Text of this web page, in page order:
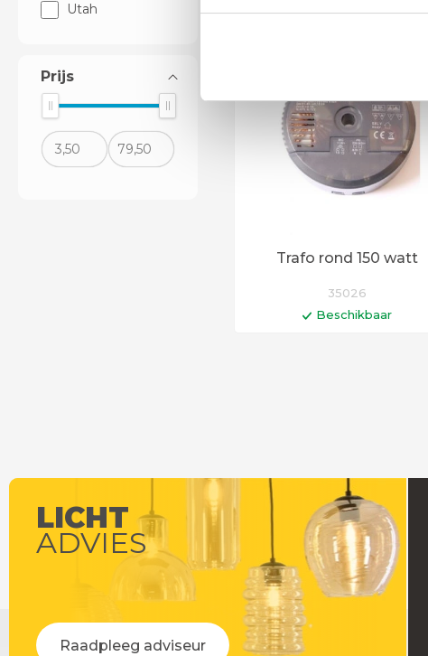
Utah
Prijs
Trafo rond 150 watt
€60
35026
Beschikbaar
LICHT
ADVIES
Raadpleeg adviseur